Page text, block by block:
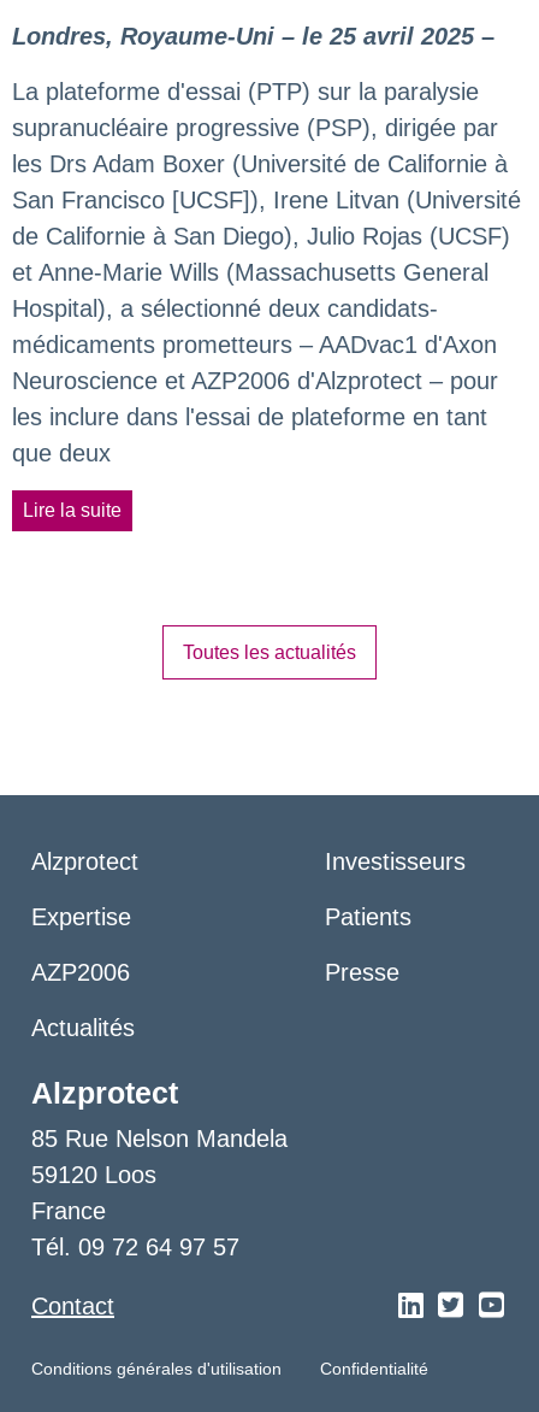
Londres, Royaume-Uni – le 25 avril 2025 –
La plateforme d'essai (PTP) sur la paralysie
supranucléaire progressive (PSP), dirigée par
les Drs Adam Boxer (Université de Californie à
San Francisco [UCSF]), Irene Litvan (Université
de Californie à San Diego), Julio Rojas (UCSF)
et Anne-Marie Wills (Massachusetts General
Hospital), a sélectionné deux candidats-
médicaments prometteurs – AADvac1 d'Axon
Neuroscience et AZP2006 d'Alzprotect – pour
les inclure dans l'essai de plateforme en tant
que deux
Lire la suite
Toutes les actualités
Alzprotect
Expertise
AZP2006
Actualités
Investisseurs
Patients
Presse
Alzprotect
85 Rue Nelson Mandela
59120 Loos
France
Tél. 09 72 64 97 57
Contact
Conditions générales d'utilisation Confidentialité